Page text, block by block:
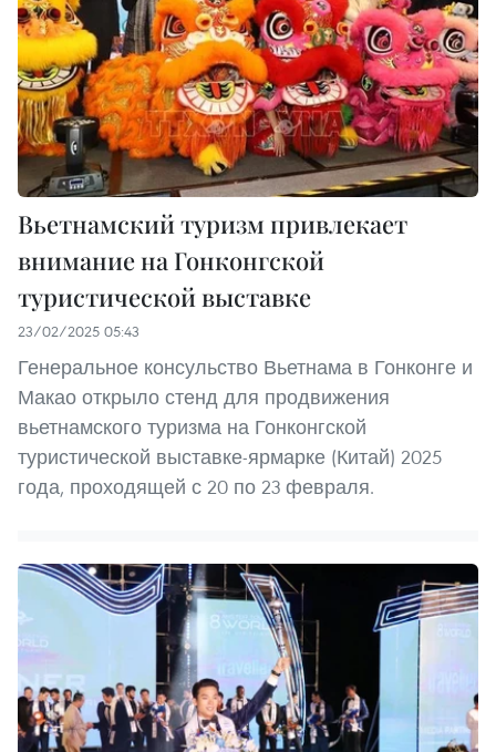
Вьетнамский туризм привлекает
внимание на Гонконгской
туристической выставке
23/02/2025 05:43
Генеральное консульство Вьетнама в Гонконге и
Макао открыло стенд для продвижения
вьетнамского туризма на Гонконгской
туристической выставке-ярмарке (Китай) 2025
года, проходящей с 20 по 23 февраля.